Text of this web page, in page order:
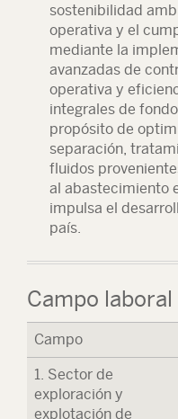
sostenibilidad
operativa y el
mediante la
avanzadas de
operativa y
integrales de
propósito de
separación,
fluidos
al abastecimiento
impulsa el
país.
Campo laboral
Campo
1. Sector de
exploración y
explotación de